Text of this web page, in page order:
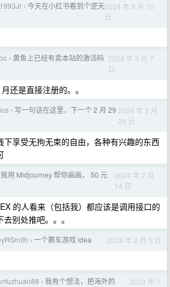
› 今天在小红书看到个逆天2024 年 8 月 10
日
› 黄鱼上已经有卖本站的激活码 2024 年 5 月 7
日
还是直接注册的。。
› 写一句话在这里，下一个 2 月 29 2024 年 2 月
29 日
下享受无拘无束的自由，各种有兴趣的东西
我用 Midjourney 帮你画画， 50 元
2024 年 2 月
14 日
的人看来（包括我）都应该是调用接口的
别处推吧。。。
› 一个赛车游戏 idea 2024 年 2 月 5 日
› 我有个想法，把海外的
2024 年 1